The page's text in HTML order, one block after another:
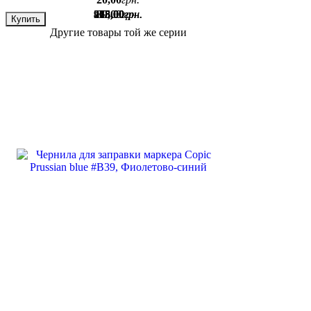
915,00грн.
468,00грн.
275,00грн.
89,00грн.
Купить
Другие товары той же серии